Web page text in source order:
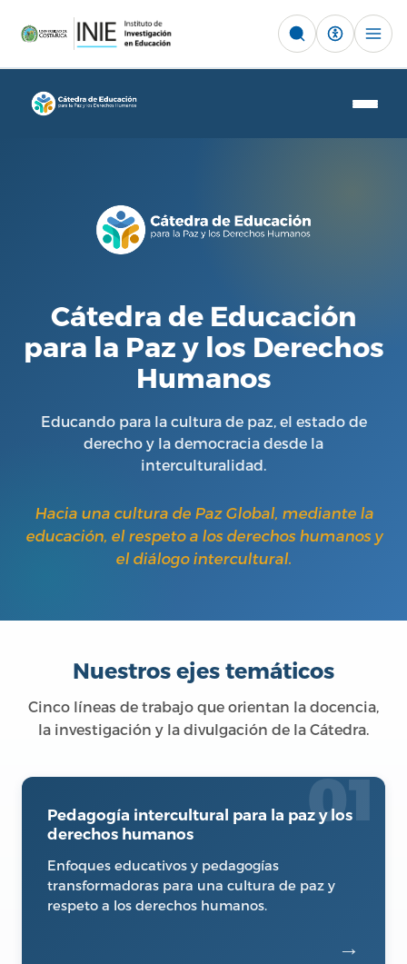
Ejes temáticos
Gestión académica
Resumen
Publicaciones
Proyectos
Formación
Resumen
Módulos de formación
Equipo
Cátedra de Educación
para la Paz y los Derechos
Humanos
Educando para la cultura de paz, el estado de
derecho y la democracia desde la
interculturalidad.
Hacia una cultura de Paz Global, mediante la
educación, el respeto a los derechos humanos y
el diálogo intercultural.
Nuestros ejes temáticos
Cinco líneas de trabajo que orientan la docencia,
la investigación y la divulgación de la Cátedra.
01
Pedagogía intercultural para la paz y los
derechos humanos
Enfoques educativos y pedagogías
transformadoras para una cultura de paz y
respeto a los derechos humanos.
→